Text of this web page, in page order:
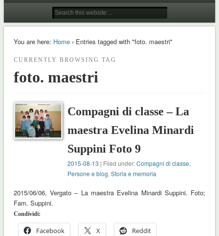
You are here: Home› Entries tagged with "foto. maestri"
CURRENTLY BROWSING TAG
foto. maestri
Compagni di classe – La
maestra Evelina Minardi
Suppini Foto 9
2015-08-13 | Filed under:Compagni di classe,
Persone e blog,Storia e memoria
2015/06/06, Vergato – La maestra Evelina Minardi Suppini. Foto;
Fam. Suppini.
Condividi:
Facebook X Reddit